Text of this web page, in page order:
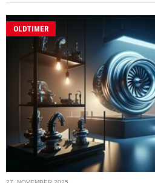
OLDTIMER